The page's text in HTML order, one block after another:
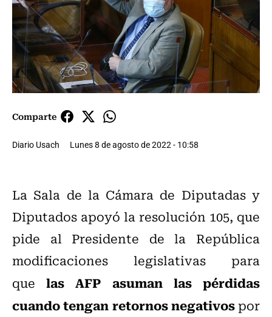
Comparte
Diario Usach Lunes 8 de agosto de 2022 - 10:58
La Sala de la Cámara de Diputadas y
Diputados apoyó la resolución 105, que
pide al Presidente de la República
modificaciones legislativas para
quelas AFP asuman las pérdidas
cuando tengan retornos negativospor